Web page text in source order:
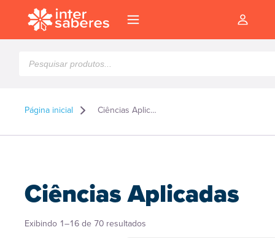
produtos
Página inicial Ciências Aplicadas
Ciências Aplicadas
Exibindo 1–16 de 70 resultados